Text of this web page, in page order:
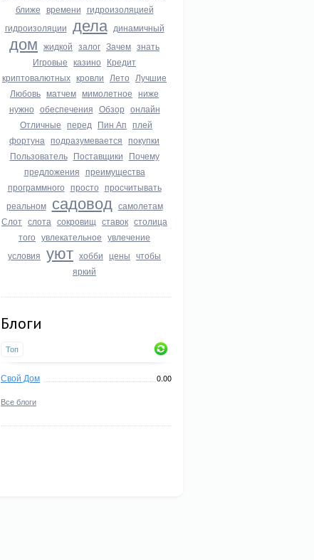
ближе времени гидроизоляцией
гидроизоляции дела динамичный
дом жидкой залог Зачем знать
Игровые казино Кредит
криптовалютных кровли Лето Лучшие
Любовь матчем мимолетное ниже
нужно обеспечения Обзор онлайн
Отличные перед Пин Ап плей
фортуна подразумевается покупки
Пользователь Поставщики Почему
предложения преимущества
программного просто просчитывать
реальном садовод самолетам
Слот слота сокровищ ставок столица
того увлекательное увлечение
условия уют хобби цены чтобы
яркий
Блоги
Топ
Свой Дом 0.00
Все блоги